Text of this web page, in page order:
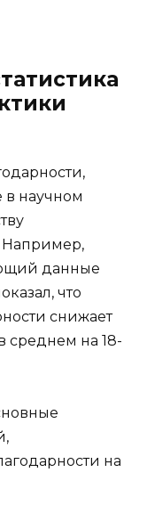
научном
Например,
данные
что
снижает
среднем на 18-
на